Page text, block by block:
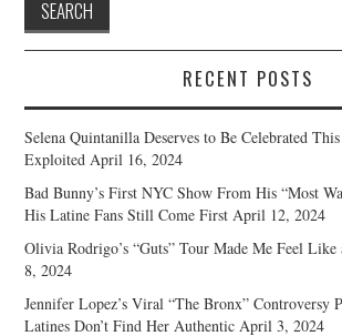
RECENT POSTS
Selena Quintanilla Deserves to Be Celebrated
Exploited April 16, 2024
Bad Bunny’s First NYC Show From His “Most
His Latine Fans Still Come First April 12, 2024
Olivia Rodrigo’s “Guts” Tour Made Me Feel Like
8, 2024
Jennifer Lopez’s Viral “The Bronx” Controversy
Latines Don’t Find Her Authentic April 3, 2024